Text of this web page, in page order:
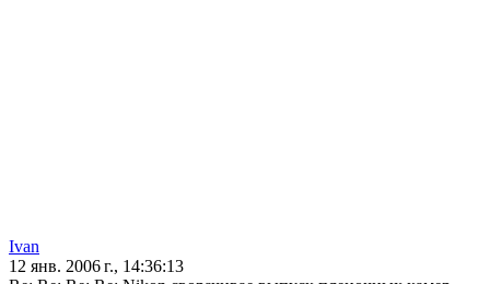
Ivan
12 янв. 2006 г., 14:36:13